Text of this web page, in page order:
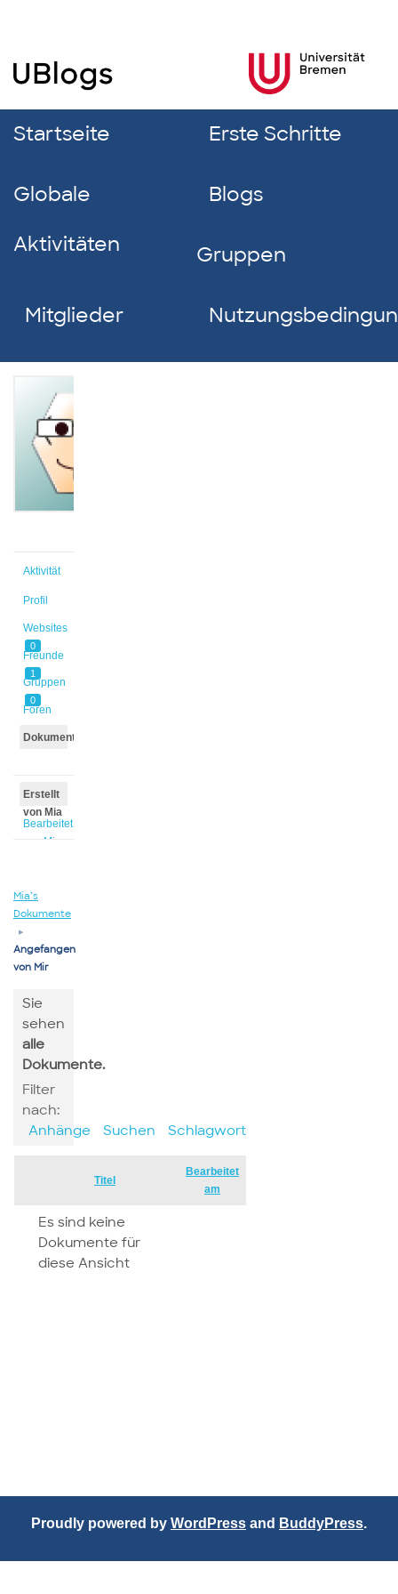
Startseite Erste Schritte
Globale
Aktivitäten
Blogs
Gruppen
Mitglieder
Aktivität
Profil
Websites
0
Freunde
1
Gruppen
0
Foren
Dokumente
Erstellt
von Mia
Bearbeitet
von Mia
Mia’s
Dokumente
▸
Angefangen
von Mir
Sie
sehen
alle
Dokumente.
Filter
nach:
Anhänge
Suchen Schlagwort
Titel
Bearbeitet
am
Es sind keine
Dokumente für
diese Ansicht
Proudly powered by WordPress and BuddyPress.